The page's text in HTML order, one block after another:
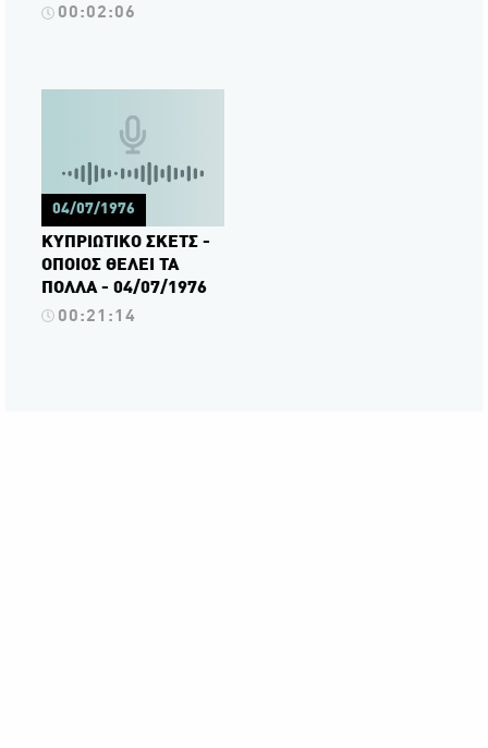
00:02:06
04/07/1976
ΚΥΠΡΙΩΤΙΚΟ ΣΚΕΤΣ -
ΟΠΟΙΟΣ ΘΕΛΕΙ ΤΑ
ΠΟΛΛΑ - 04/07/1976
00:21:14